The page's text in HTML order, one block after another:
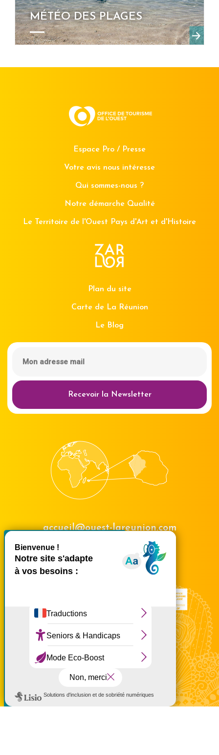
Tout accepter
Tout refuser
Masquer le
à partir de 25 €
MÉTÉO DES PLAGES
Espace Pro / Presse
Votre avis nous intéresse
Qui sommes-nous ?
Notre démarche Qualité
Le Territoire de l'Ouest Pays d'Art et d'Histoire
Plan du site
Carte de La Réunion
Le Blog
Recevoir la Newsletter
accueil@ouest-lareunion.com
02 62 42 31 31
Nous rencontrer